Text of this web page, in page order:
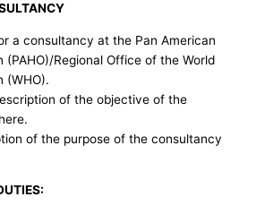
a consultancy at the Pan American
(PAHO)/Regional Office of the World
(WHO).
of the objective of the
of the purpose of the consultancy